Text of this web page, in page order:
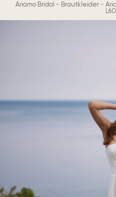
Ariamo Bridal - Brautkleider-